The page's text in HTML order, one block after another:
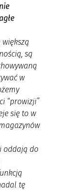
większą
są
w
“prowizji”
się to w
oddają do
tę